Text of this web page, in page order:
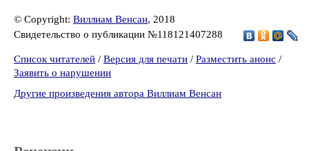
© Copyright: Виллиам Венсан, 2018
Свидетельство о публикации №118121407288
Список читателей / Версия для печати / Разместить анонс /
Заявить о нарушении
Другие произведения автора Виллиам Венсан